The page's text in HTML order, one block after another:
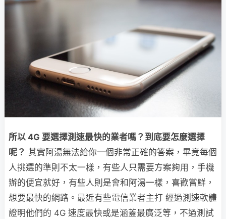
所以 4G 要選擇測速最快的業者嗎？到底要怎麼選擇
呢？ 其實阿湯無法給你一個非常正確的答案，畢竟每個
人挑選的準則不太一樣，有些人只需要方案夠用，手機
辦的便宜就好，有些人則是會和阿湯一樣，喜歡嘗鮮，
想要最快的網路。最近有些電信業者主打 經過測速軟體
證明他們的 4G 速度最快或是涵蓋最廣泛等，不過測試